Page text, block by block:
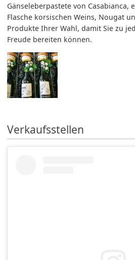
Gänseleberpastete von Casabianca,
Flasche korsischen Weins, Nougat
Produkte Ihrer Wahl, damit Sie zu
Freude bereiten können.
Verkaufsstellen